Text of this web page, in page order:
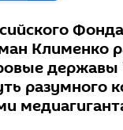
Клименко
разумного